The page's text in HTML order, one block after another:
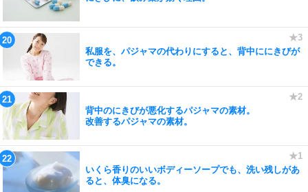
私服を、パジャマの代わりにすると、背中ににきびが
できる。
背中のにきびが悪化するパジャマの素材。
改善するパジャマの素材。
いくら香りのいいボディーソープでも、洗い残しがあ
ると、体臭になる。